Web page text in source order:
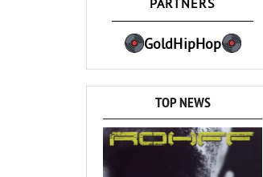
PARTNERS
GoldHipHop
TOP NEWS